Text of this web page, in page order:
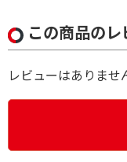
この商品のレ
レビューはありませ